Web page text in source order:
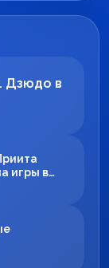
Дзюдо в
игры в